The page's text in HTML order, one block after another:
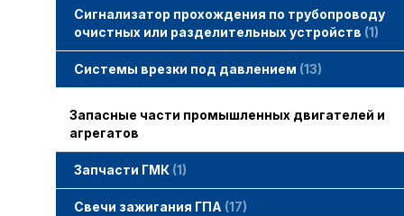
Сигнализатор прохождения по трубопроводу
очистных или разделительных устройств 1
Системы врезки под давлением 13
Запасные части промышленных двигателей и
агрегатов
Запчасти ГМК 1
Свечи зажигания ГПА 17